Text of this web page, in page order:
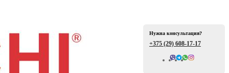
Всего отзывов: 0
Нужна консультация?
+375 (29) 608-17-17